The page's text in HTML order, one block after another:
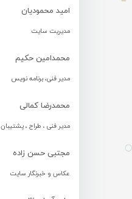
امید محمودیان
مدیریت سایت
محمدامین حکیم
مدیر فنی، برنامه نویس
محمدرضا کمالی
مدیر فنی ، طراح ، پشتیبان
مجتبی حسن زاده
عکاس و خبرنگار سایت